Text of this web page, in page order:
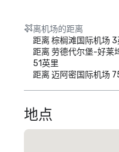
离机场的距离
距离 棕榈滩国际机场 3
距离 劳德代尔堡-好莱
51英里
距离 迈阿密国际机场
地点